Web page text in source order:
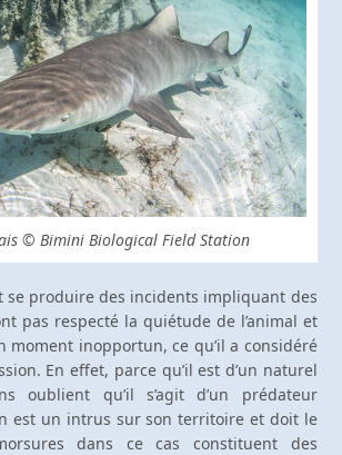
© Bimini Biological Field Station
se produire des incidents impliquant des
pas respecté la quiétude de l’animal et
moment inopportun, ce qu’il a considéré
En effet, parce qu’il est d’un naturel
oublient qu’il s’agit d’un prédateur
est un intrus sur son territoire et doit le
dans ce cas constituent des